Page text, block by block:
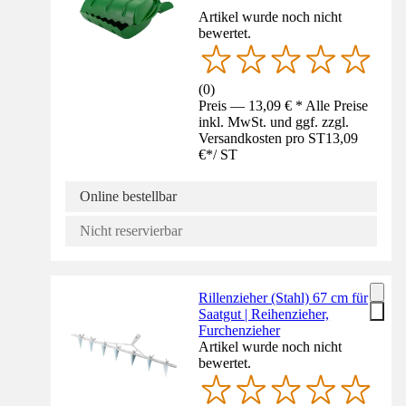
Artikel wurde noch nicht
bewertet.
(0)
Preis — 13,09 € * Alle Preise
inkl. MwSt. und ggf. zzgl.
Versandkosten pro ST13,09
€*/ ST
Online bestellbar
Nicht reservierbar
Rillenzieher (Stahl) 67 cm für
Saatgut | Reihenzieher,
Furchenzieher
Artikel wurde noch nicht
bewertet.